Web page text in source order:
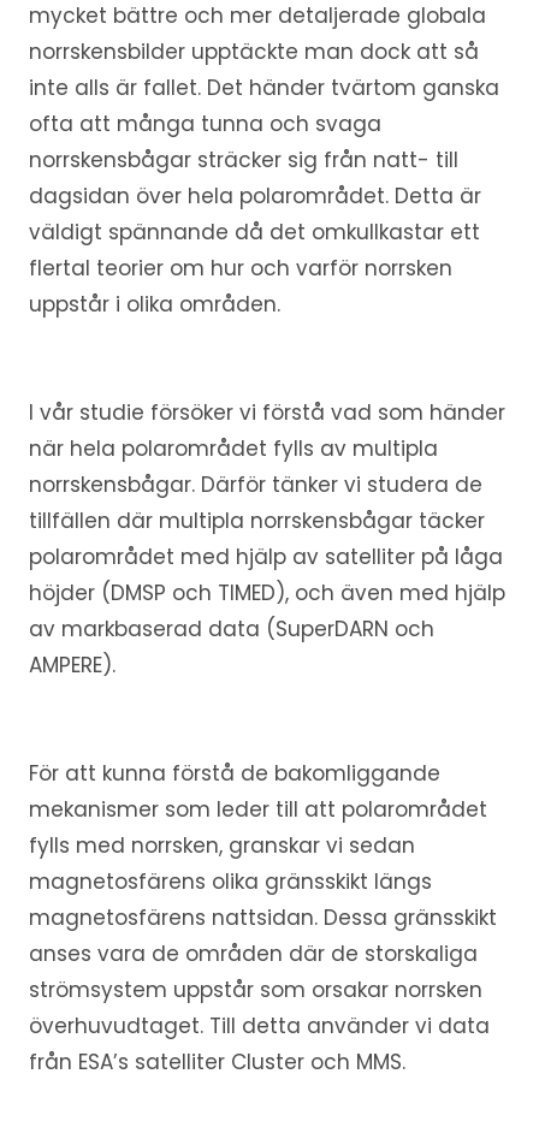
mycket bättre och mer detaljerade globala
norrskensbilder upptäckte man dock att så
inte alls är fallet. Det händer tvärtom ganska
ofta att många tunna och svaga
norrskensbågar sträcker sig från natt- till
dagsidan över hela polarområdet. Detta är
väldigt spännande då det omkullkastar ett
flertal teorier om hur och varför norrsken
uppstår i olika områden.
I vår studie försöker vi förstå vad som händer
när hela polarområdet fylls av multipla
norrskensbågar. Därför tänker vi studera de
tillfällen där multipla norrskensbågar täcker
polarområdet med hjälp av satelliter på låga
höjder (DMSP och TIMED), och även med hjälp
av markbaserad data (SuperDARN och
AMPERE).
För att kunna förstå de bakomliggande
mekanismer som leder till att polarområdet
fylls med norrsken, granskar vi sedan
magnetosfärens olika gränsskikt längs
magnetosfärens nattsidan. Dessa gränsskikt
anses vara de områden där de storskaliga
strömsystem uppstår som orsakar norrsken
överhuvudtaget. Till detta använder vi data
från ESA’s satelliter Cluster och MMS.